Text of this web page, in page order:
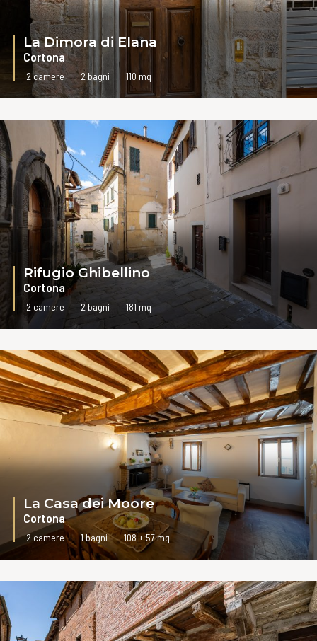
VAI ALLA SCHEDA
La Dimora di Elana
Cortona
2 camere 2 bagni 110 mq
VAI ALLA SCHEDA
Rifugio Ghibellino
Cortona
2 camere 2 bagni 181 mq
VAI ALLA SCHEDA
La Casa dei Moore
Cortona
2 camere 1 bagni 108 + 57 mq